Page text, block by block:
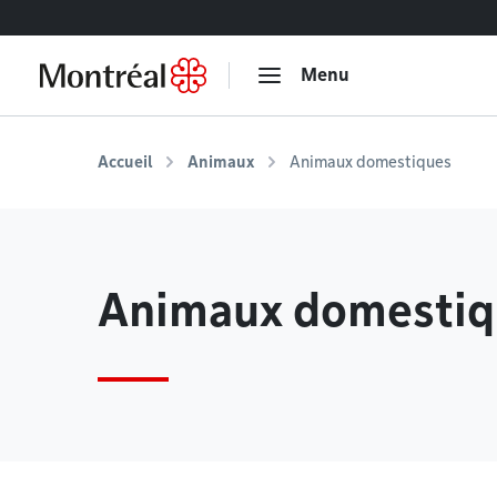
Menu
Accueil Animaux Animaux domestiques
Animaux